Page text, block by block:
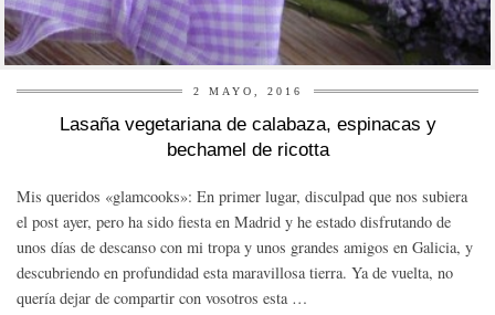
2 MAYO, 2016
Lasaña vegetariana de calabaza, espinacas y
bechamel de ricotta
Mis queridos «glamcooks»: En primer lugar, disculpad que nos subiera
el post ayer, pero ha sido fiesta en Madrid y he estado disfrutando de
unos días de descanso con mi tropa y unos grandes amigos en Galicia, y
descubriendo en profundidad esta maravillosa tierra. Ya de vuelta, no
quería dejar de compartir con vosotros esta …